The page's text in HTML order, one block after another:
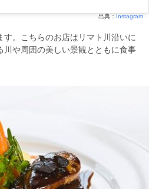
出典： Instagram
す。こちらのお店はリマト川沿いに
川や周囲の美しい景観とともに食事